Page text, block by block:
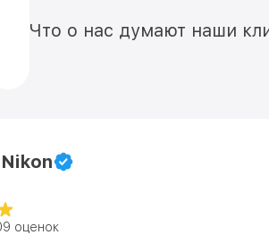
Что о нас думают наши
оценок